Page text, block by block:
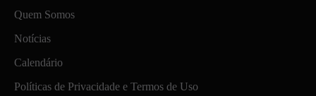
Quem Somos
Notícias
Calendário
Políticas de Privacidade e Termos de Uso